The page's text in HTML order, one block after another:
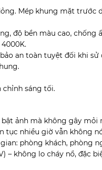
Mép khung mặt trước
độ bền màu cao, chống
4000K.
an toàn tuyệt đối khi sử
chỉnh sáng tối.
bật ảnh mà không gây mỏi
tục nhiều giờ vẫn không
phòng khách, phòng
– không lo cháy nổ, đặc